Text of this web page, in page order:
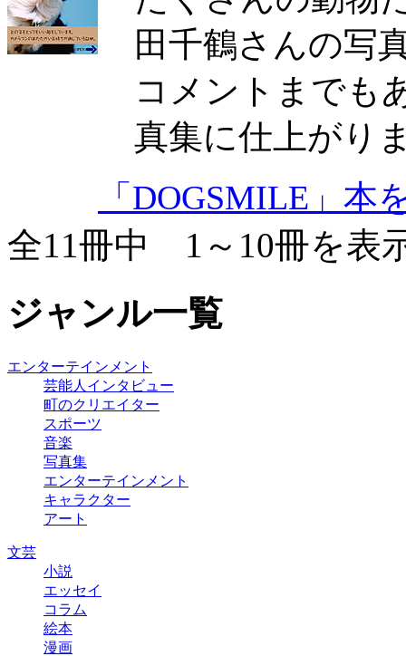
田千鶴さんの写
コメントまでも
真集に仕上がり
「DOGSMILE」本
全11冊中 1～10冊を表
ジャンル一覧
エンターテインメント
芸能人インタビュー
町のクリエイター
スポーツ
音楽
写真集
エンターテインメント
キャラクター
アート
文芸
小説
エッセイ
コラム
絵本
漫画